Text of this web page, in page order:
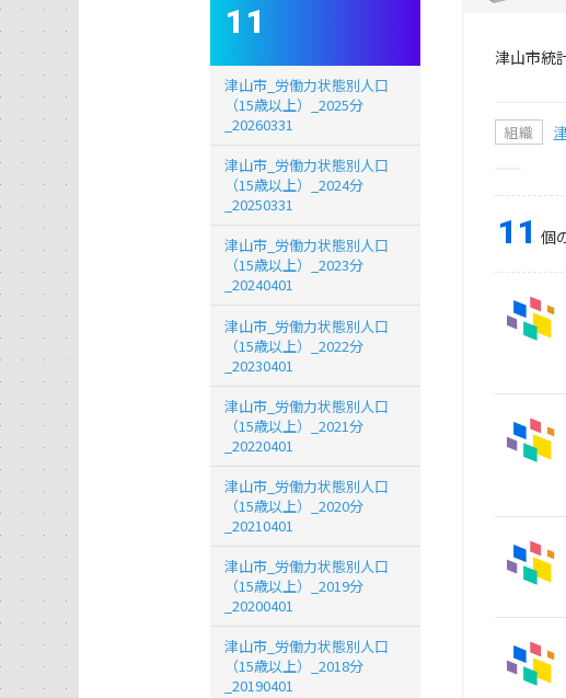
津山市統
組織
11 個
11
津山市_労働力状態別人口
（15歳以上）_2025分
_20260331
津山市_労働力状態別人口
（15歳以上）_2024分
_20250331
津山市_労働力状態別人口
（15歳以上）_2023分
_20240401
津山市_労働力状態別人口
（15歳以上）_2022分
_20230401
津山市_労働力状態別人口
（15歳以上）_2021分
_20220401
津山市_労働力状態別人口
（15歳以上）_2020分
_20210401
津山市_労働力状態別人口
（15歳以上）_2019分
_20200401
津山市_労働力状態別人口
（15歳以上）_2018分
_20190401